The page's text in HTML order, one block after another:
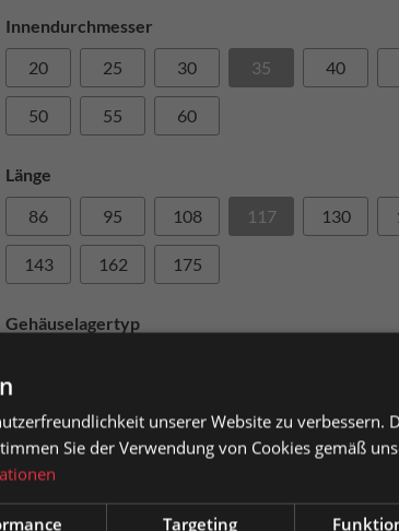
Innendurchmesser
20
25 30 35 40
50 55 60
Länge
86
95 108 117 130
143 162 175
Gehäuselagertyp
In den
Artikel-Nr.0029030
mit MwSt. (brutto) und Geschäftskunden
angezeigt werden.
unserer Website zu verbessern.
Sie der Verwendung von Cookies gemäß
Targeting